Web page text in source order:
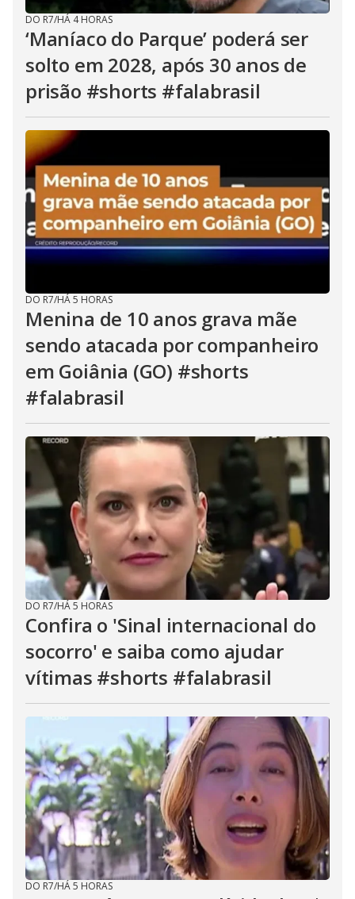
DO R7/HÁ 4 HORAS
‘Maníaco do Parque’ poderá ser
solto em 2028, após 30 anos de
prisão #shorts #falabrasil
DO R7/HÁ 5 HORAS
Menina de 10 anos grava mãe
sendo atacada por companheiro
em Goiânia (GO) #shorts
#falabrasil
DO R7/HÁ 5 HORAS
Confira o 'Sinal internacional do
socorro' e saiba como ajudar
vítimas #shorts #falabrasil
DO R7/HÁ 5 HORAS